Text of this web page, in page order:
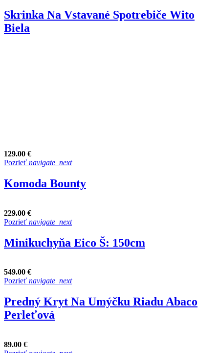
Skrinka Na Vstavané Spotrebiče Wito
Biela
129.00 €
Pozrieť navigate_next
Komoda Bounty
229.00 €
Pozrieť navigate_next
Minikuchyňa Eico Š: 150cm
549.00 €
Pozrieť navigate_next
Predný Kryt Na Umýčku Riadu Abaco
Perleťová
89.00 €